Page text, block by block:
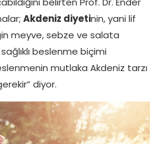
Akdeniz diyetinin, yani lif
meyve, sebze ve salata
beslenme biçimi
mutlaka Akdeniz tarzı
diyor.